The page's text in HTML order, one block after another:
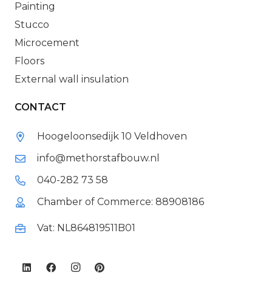
Painting
Stucco
Microcement
Floors
External wall insulation
CONTACT
Hoogeloonsedijk 10 Veldhoven
info@methorstafbouw.nl
040-282 73 58
Chamber of Commerce: 88908186
Vat: NL864819511B01